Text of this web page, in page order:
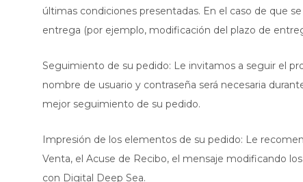
últimas condiciones presentadas. En el caso de que
entrega (por ejemplo, modificación del plazo de
Seguimiento de su pedido: Le invitamos a seguir el
nombre de usuario y contraseña será necesaria
mejor seguimiento de su pedido.
Impresión de los elementos de su pedido: Le
Venta, el Acuse de Recibo, el mensaje modificando
con Digital Deep Sea.